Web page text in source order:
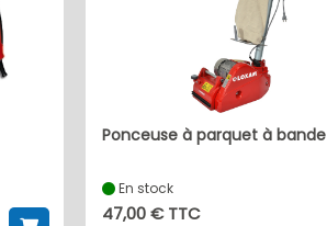
ponceuse à parquet à bande
En stock
47,00 € TTC